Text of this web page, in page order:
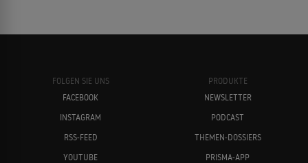
FOLGEN SIE UNS
FACEBOOK
INSTAGRAM
RSS-FEED
YOUTUBE
PRODUKTE
NEWSLETTER
PODCAST
THEMEN-DOSSIERS
PRISMA-APP